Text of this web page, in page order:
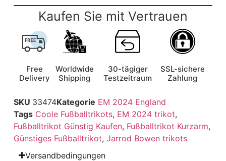
Kaufen Sie mit Vertrauen
Free
Delivery
Worldwide
Shipping
30-tägiger
Testzeitraum
SSL-sichere
Zahlung
SKU 33474Kategorie EM 2024 England
Tags Coole Fußballtrikots, EM 2024 trikot,
Fußballtrikot Günstig Kaufen, Fußballtrikot Kurzarm,
Günstiges Fußballtrikot, Jarrod Bowen trikots
Versandbedingungen